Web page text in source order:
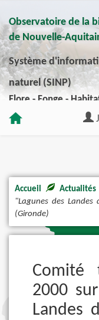
Observatoire de la
de Nouvelle-
Système
naturel (SINP)
Flore - Fonge -
Accueil Actualités
"Lagunes des
(Gironde)
Comité
2000
Landes